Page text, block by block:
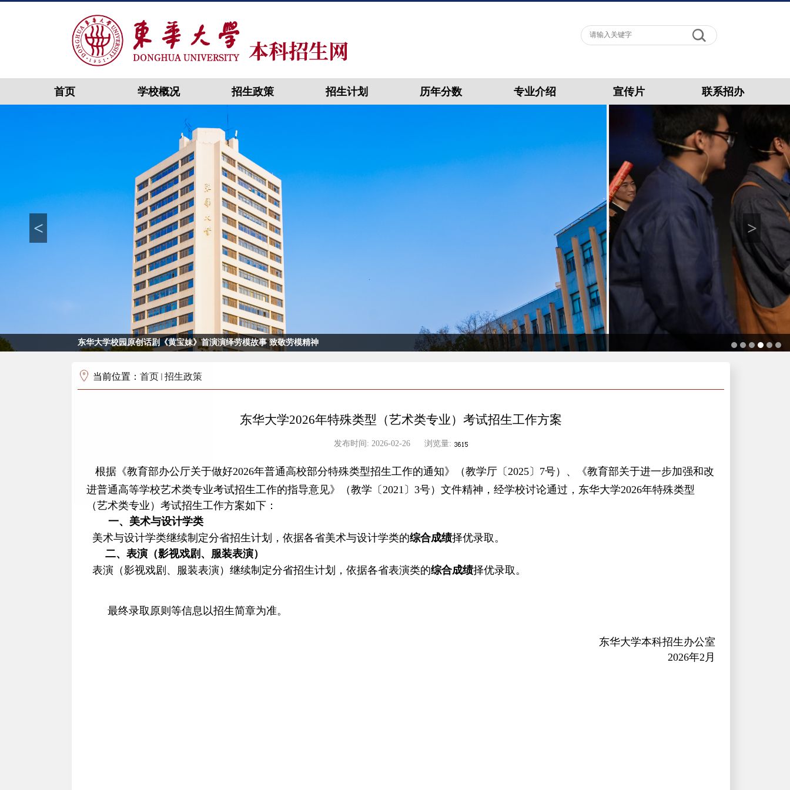
首页 学校概况 招生政策 招生计划 历年分数 专业介绍 宣传片 联系招办
东华大学校园原创话剧《黄宝妹》首演演绎劳模故事 致敬劳模精神
< >
当前位置： 首页 招生政策
东华大学2026年特殊类型（艺术类专业）考试招生工作方案
发布时间: 2026-02-26 浏览量:
根据 《教育部办公厅关于做好2026年普通高校部分特殊类型招生工作的通知》（教学厅〔 2025 〕 7号）、《教育部关于进一步加强和改
进普通高等学校艺术类专业考试招生工作的指导意见》（教学〔 2021 〕 3号）文件精神，经学校讨论通过，东华大学2026年特殊类型
（艺术类专业）考试招生工作方案如下：
一、美术与设计学类
美术与设计学类继续制定分省招生计划，依据各省美术与设计学类的综合成绩择优录取。
二、表演（影视戏剧、服装表演）
表演（影视戏剧、服装表演）继续制定分省招生计划，依据各省表演类的综合成绩择优录取。
最终录取原则等信息以招生简章为准。
东华大学本科招生办公室
2026年2 月